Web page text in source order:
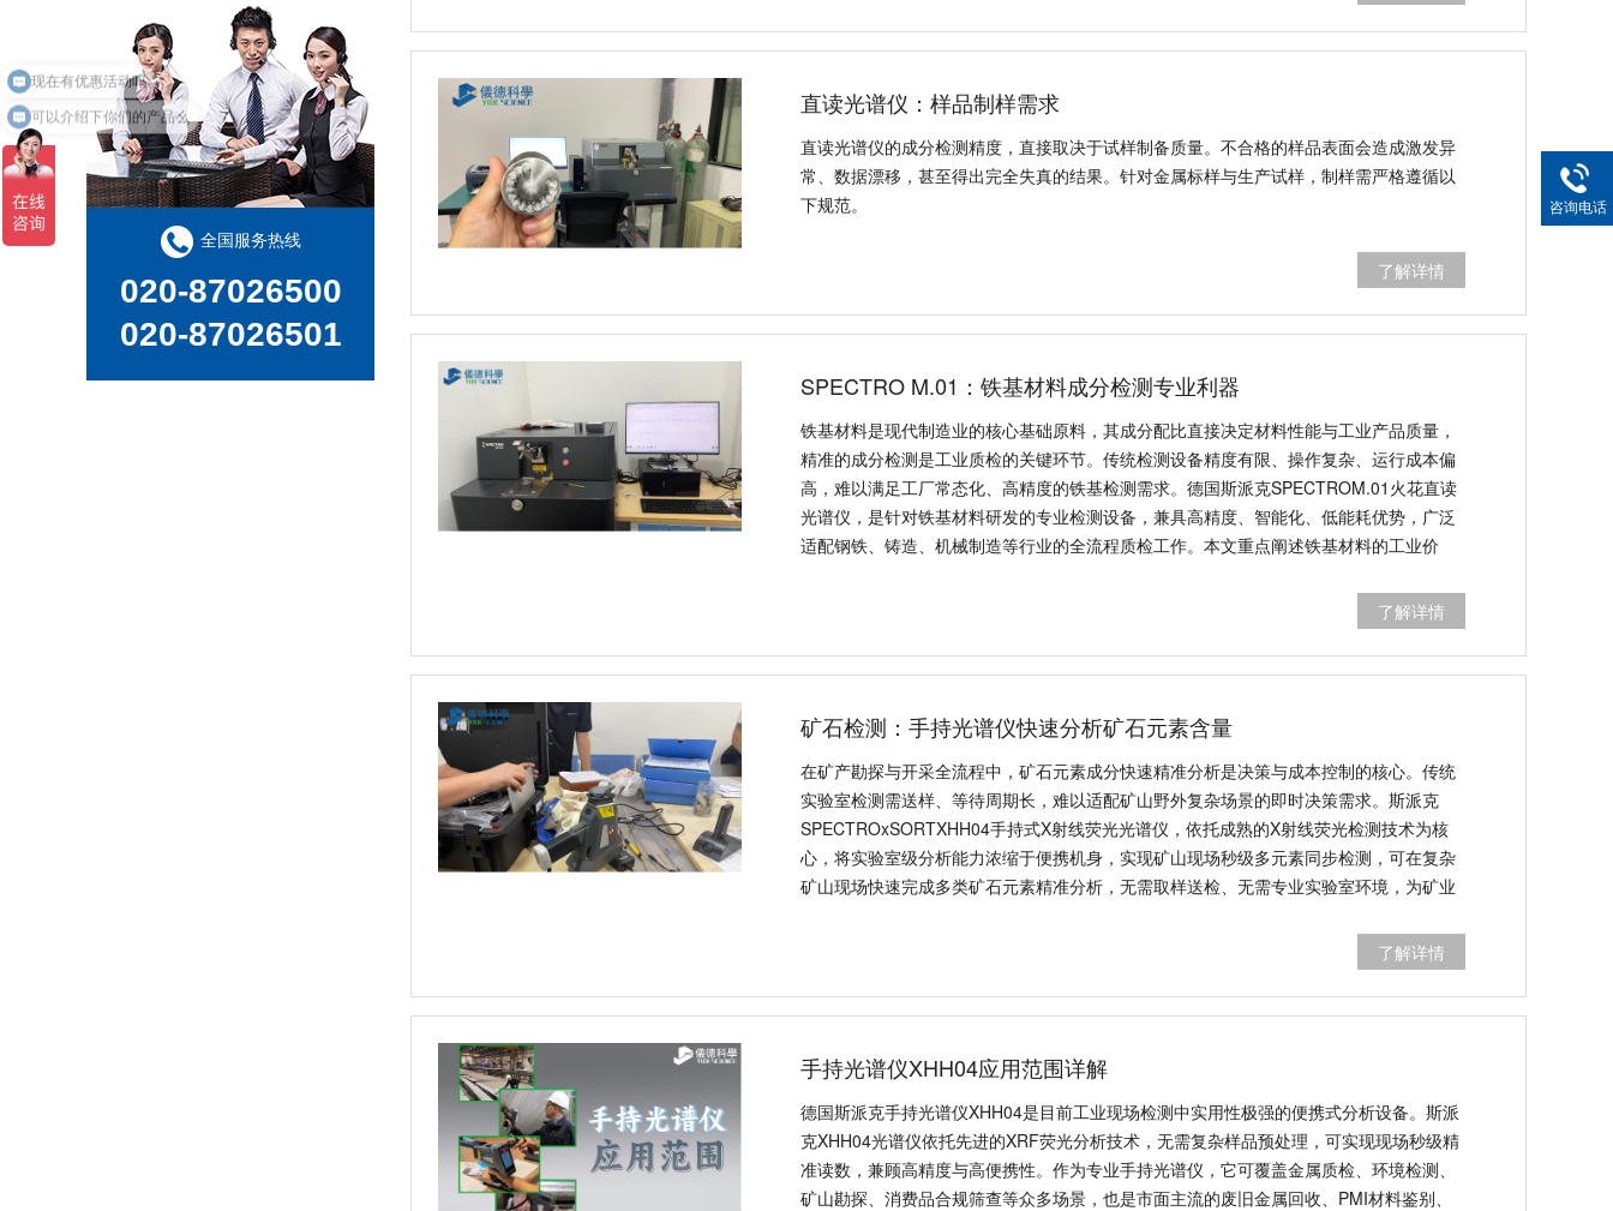
直读光谱仪：样品制样需求
直读光谱仪的成分检测精度，直接取决于试样制备质量。不合格的样品表面会造成激发异
常、数据漂移，甚至得出完全失真的结果。针对金属标样与生产试样，制样需严格遵循以
下规范。
了解详情
SPECTRO M.01：铁基材料成分检测专业利器
铁基材料是现代制造业的核心基础原料，其成分配比直接决定材料性能与工业产品质量，
精准的成分检测是工业质检的关键环节。传统检测设备精度有限、操作复杂、运行成本偏
高，难以满足工厂常态化、高精度的铁基检测需求。德国斯派克SPECTROM.01火花直读
光谱仪，是针对铁基材料研发的专业检测设备，兼具高精度、智能化、低能耗优势，广泛
适配钢铁、铸造、机械制造等行业的全流程质检工作。本文重点阐述铁基材料的工业价
了解详情
矿石检测：手持光谱仪快速分析矿石元素含量
在矿产勘探与开采全流程中，矿石元素成分快速精准分析是决策与成本控制的核心。传统
实验室检测需送样、等待周期长，难以适配矿山野外复杂场景的即时决策需求。斯派克
SPECTROxSORTXHH04手持式X射线荧光光谱仪，依托成熟的X射线荧光检测技术为核
心，将实验室级分析能力浓缩于便携机身，实现矿山现场秒级多元素同步检测，可在复杂
矿山现场快速完成多类矿石元素精准分析，无需取样送检、无需专业实验室环境，为矿业
了解详情
手持光谱仪XHH04应用范围详解
德国斯派克手持光谱仪XHH04是目前工业现场检测中实用性极强的便携式分析设备。斯派
克XHH04光谱仪依托先进的XRF荧光分析技术，无需复杂样品预处理，可实现现场秒级精
准读数，兼顾高精度与高便携性。作为专业手持光谱仪，它可覆盖金属质检、环境检测、
矿山勘探、消费品合规筛查等众多场景，也是市面主流的废旧金属回收、PMI材料鉴别、
德国斯派克辉光放电直读光谱仪 GDA750/GDA550
全国服务热线
020-87026500
020-87026501
咨询电话
可以介绍下你们的产品么